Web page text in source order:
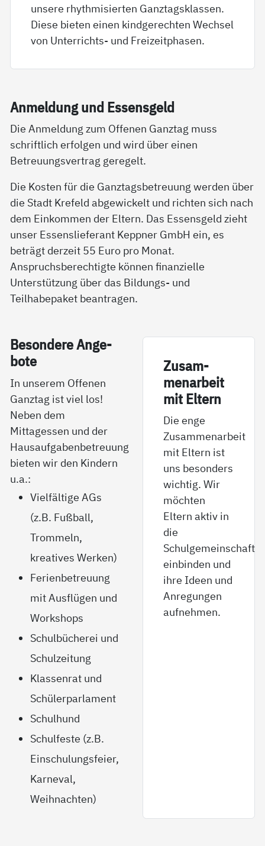
unsere rhythmisierten Ganztagsklassen.
Diese bieten einen kindgerechten Wechsel
von Unterrichts- und Freizeitphasen.
An­mel­dung und Es­sens­geld
Die Anmeldung zum Offenen Ganztag muss
schriftlich erfolgen und wird über einen
Betreuungsvertrag geregelt.
Die Kosten für die Ganztagsbetreuung werden über
die Stadt Krefeld abgewickelt und richten sich nach
dem Einkommen der Eltern. Das Essensgeld zieht
unser Essenslieferant Keppner GmbH ein, es
beträgt derzeit 55 Euro pro Monat.
Anspruchsberechtigte können finanzielle
Unterstützung über das Bildungs- und
Teilhabepaket beantragen.
Be­son­de­re An­ge­
bo­te
In unserem Offenen
Ganztag ist viel los!
Neben dem
Mittagessen und der
Hausaufgabenbetreuung
bieten wir den Kindern
u.a.:
Vielfältige AGs
(z.B. Fußball,
Trommeln,
kreatives Werken)
Ferienbetreuung
mit Ausflügen und
Workshops
Schulbücherei und
Schulzeitung
Klassenrat und
Schülerparlament
Schulhund
Schulfeste (z.B.
Einschulungsfeier,
Karneval,
Weihnachten)
Zu­sam­
men­ar­beit
mit El­tern
Die enge
Zusammenarbeit
mit Eltern ist
uns besonders
wichtig. Wir
möchten
Eltern aktiv in
die
Schulgemeinschaft
einbinden und
ihre Ideen und
Anregungen
aufnehmen.